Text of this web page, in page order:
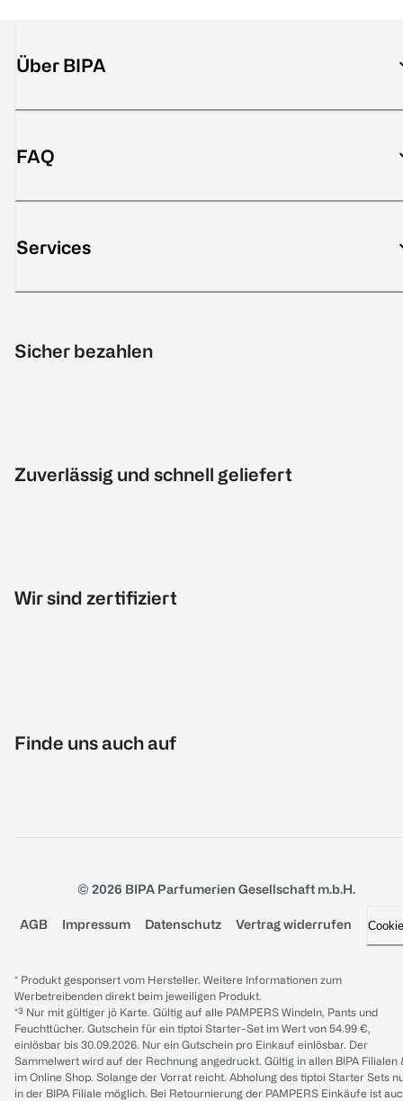
Über BIPA
FAQ
Services
Sicher bezahlen
Zuverlässig und schnell geliefert
Wir sind zertifiziert
Finde uns auch auf
© 2026 BIPA Parfumerien Gesellschaft m.b.H.
AGB Impressum Datenschutz Vertrag widerrufen
* Produkt gesponsert vom Hersteller. Weitere Informationen zum
Werbetreibenden direkt beim jeweiligen Produkt.
*³ Nur mit gültiger jö Karte. Gültig auf alle PAMPERS Windeln, Pants und
Feuchttücher. Gutschein für ein tiptoi Starter-Set im Wert von 54.99 €,
einlösbar bis 30.09.2026. Nur ein Gutschein pro Einkauf einlösbar. Der
Sammelwert wird auf der Rechnung angedruckt. Gültig in allen BIPA Filialen
im Online Shop. Solange der Vorrat reicht. Abholung des tiptoi Starter Sets
in der BIPA Filiale möglich. Bei Retournierung der PAMPERS Einkäufe ist